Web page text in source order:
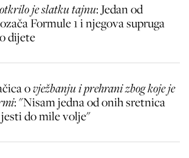
je slatku tajnu: Jedan od
Formule 1 i njegova supruga
dijete
ovježbanju i prehrani zbog koje je
: "Nisam jedna od onih sretnica
do mile volje"